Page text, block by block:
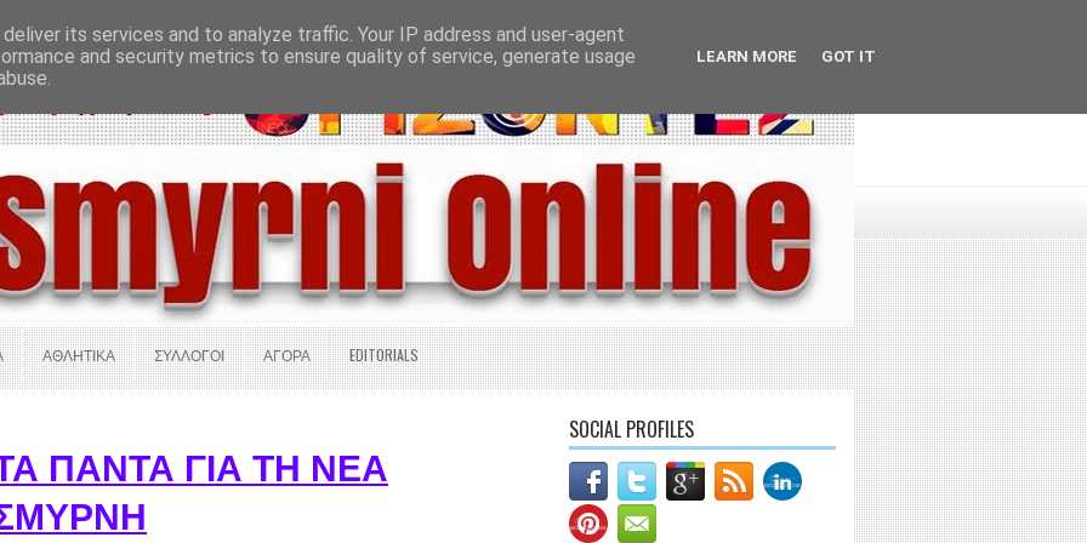
ΠΛΗΡΟΦΟΡΙΕΣ ΟΔΗΓΟΣ ΑΓΟΡΑΣ ΕΠΙΚΟΙΝΩΝΙΑ
ΑΘΛΗΤΙΚΑ ΣΥΛΛΟΓΟΙ ΑΓΟΡΑ EDITORIALS
ΠΑΝΤΑ ΓΙΑ ΤΗ ΝΕΑ
SOCIAL PROFILES
its services and to analyze traffic. Your IP address and user-agent
and security metrics to ensure quality of service, generate usage
LEARN MORE GOT IT